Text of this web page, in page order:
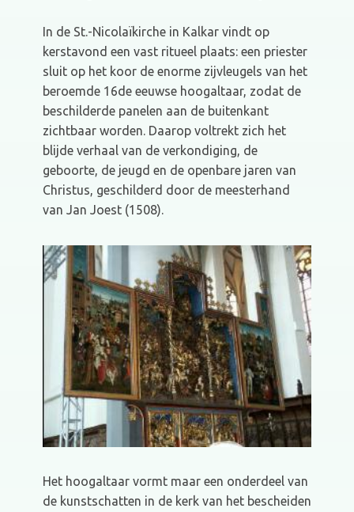
In de St.-Nicolaïkirche in Kalkar vindt op
kerstavond een vast ritueel plaats: een priester
sluit op het koor de enorme zijvleugels van het
beroemde 16de eeuwse hoogaltaar, zodat de
beschilderde panelen aan de buitenkant
zichtbaar worden. Daarop voltrekt zich het
blijde verhaal van de verkondiging, de
geboorte, de jeugd en de openbare jaren van
Christus, geschilderd door de meesterhand
van Jan Joest (1508).
Het hoogaltaar vormt maar een onderdeel van
de kunstschatten in de kerk van het bescheiden